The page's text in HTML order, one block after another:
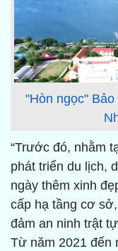
"Hòn ngọc"
“Trước đó, nhằm
phát triển du lịch,
ngày thêm xinh
cấp hạ tầng cơ
đảm an ninh trật
Từ năm 2021 đến